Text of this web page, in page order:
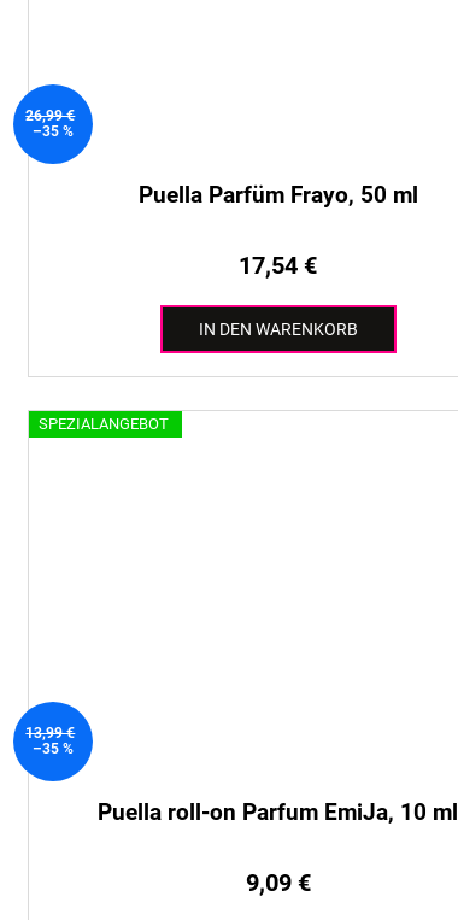
26,99 €
–35 %
Puella Parfüm Frayo, 50 ml
17,54 €
IN DEN WARENKORB
SPEZIALANGEBOT
13,99 €
–35 %
Puella roll-on Parfum EmiJa, 10 ml
9,09 €